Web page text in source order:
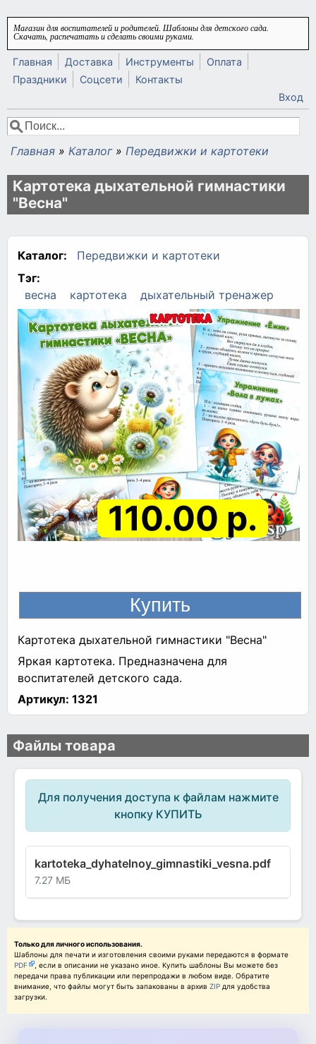
Перейти к основному содержанию
Магазин для воспитателей и родителей. Шаблоны для детского сада.
Скачать, распечатать и сделать своими руками.
Главная Доставка Инструменты
Оплата
Праздники
Соцсети
Контакты
Вход
Форма поиска
Поиск
Вы здесь
Главная » Каталог » Передвижки и картотеки
Картотека дыхательной гимнастики
"Весна"
Каталог:
Передвижки и картотеки
Тэг:
весна
картотека дыхательный тренажер
110.00 р.
Картотека дыхательной гимнастики "Весна"
Яркая картотека. Предназначена для
воспитателей детского сада.
Артикул: 1321
Файлы товара
Для получения доступа к файлам нажмите
кнопку КУПИТЬ
kartoteka_dyhatelnoy_gimnastiki_vesna.pdf
7.27 МБ
Только для личного использования.
Шаблоны для печати и изготовления своими руками передаются в формате
PDF
, если в описании не указано иное. Купить шаблоны Вы можете без
передачи права публикации или перепродажи в любом виде. Обратите
внимание, что файлы могут быть запакованы в архив ZIP для удобства
загрузки.